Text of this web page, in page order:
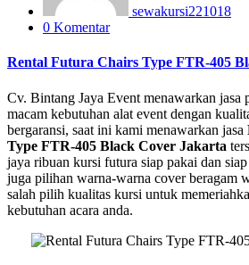
sewakursi221018
0 Komentar
Rental Futura Chairs Type FTR-405
Cv. Bintang Jaya Event menawarkan jasa
macam kebutuhan alat event dengan
bergaransi, saat ini kami menawarkan jasa
Type FTR-405 Black Cover Jakarta
jaya ribuan kursi futura siap pakai dan
juga pilihan warna-warna cover beragam
salah pilih kualitas kursi untuk
kebutuhan acara anda.